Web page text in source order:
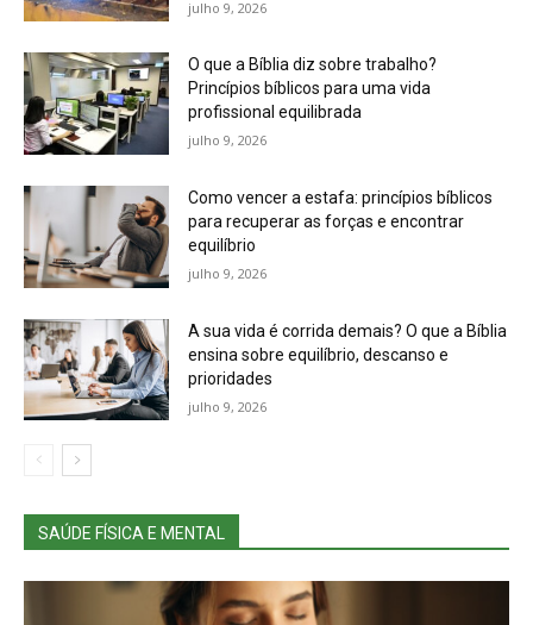
julho 9, 2026
O que a Bíblia diz sobre trabalho?
Princípios bíblicos para uma vida
profissional equilibrada
julho 9, 2026
Como vencer a estafa: princípios bíblicos
para recuperar as forças e encontrar
equilíbrio
julho 9, 2026
A sua vida é corrida demais? O que a Bíblia
ensina sobre equilíbrio, descanso e
prioridades
julho 9, 2026
SAÚDE FÍSICA E MENTAL